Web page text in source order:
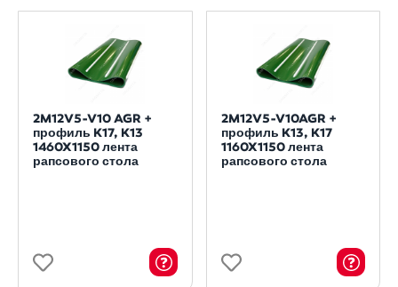
2M12V5-V10 AGR +
профиль K17, K13
1460X1150 лента
рапсового стола
2M12V5-V10AGR +
профиль K13, K17
1160X1150 лента
рапсового стола